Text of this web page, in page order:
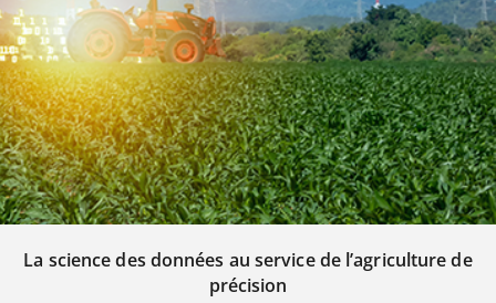
La science des données au service de l’agriculture de
précision